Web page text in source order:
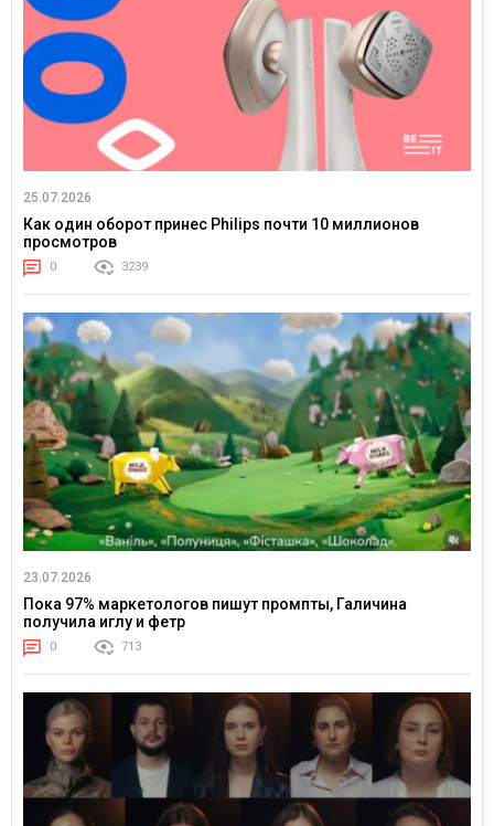
25.07.2026
Как один оборот принес Philips почти 10 миллионов
просмотров
0 3239
23.07.2026
Пока 97% маркетологов пишут промпты, Галичина
получила иглу и фетр
0 713